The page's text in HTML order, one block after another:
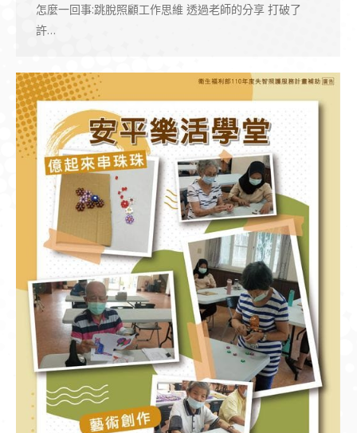
怎麼一回事:跳脫照顧工作思維 透過老師的分享 打破了
許…